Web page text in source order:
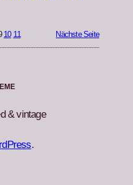
10 11 Nächste Seite
& vintage
.